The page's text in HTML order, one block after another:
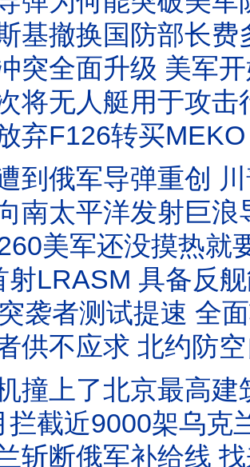
部长费多罗夫 暴露费多罗夫与总司令瑟尔斯基矛盾激化 引发
美军开始白天轰炸 F-22却全部离场去了英国 伊朗想拉波
攻击行动 伊斯兰革命卫队边际效益正在递减 美国给伊朗台阶
A200 美德海军同时转向 放弃大而全高端军舰 采购可快速交付
重创 川普承诺让乌克兰自己生产爱国者导弹 乌克兰开发自
射巨浪导弹 故意摆迷魂阵 到底是巨浪2还是巨浪3 中美潜射洲
摸热就要出口澳洲 美海军已装备AIM-174B远程空空导
具备反舰能力 日本潜艇用鱼雷击沉靶船 如何击沉4万吨军
速 全面转入实战化评估测试 距离服役又近了一大步 B-21
防空自主化需长期努力才行 现有哪些可以替代美制防空系统 #爱国
高建筑 距离中南海不到10公里 到底是机械故障、飞行员失能
乌克兰无人机 俄乌无人机大战螺旋式上升 规模越来越大 喷气
线 找来台湾寻求技术合作 打造非红供应链 乌克兰向日本推